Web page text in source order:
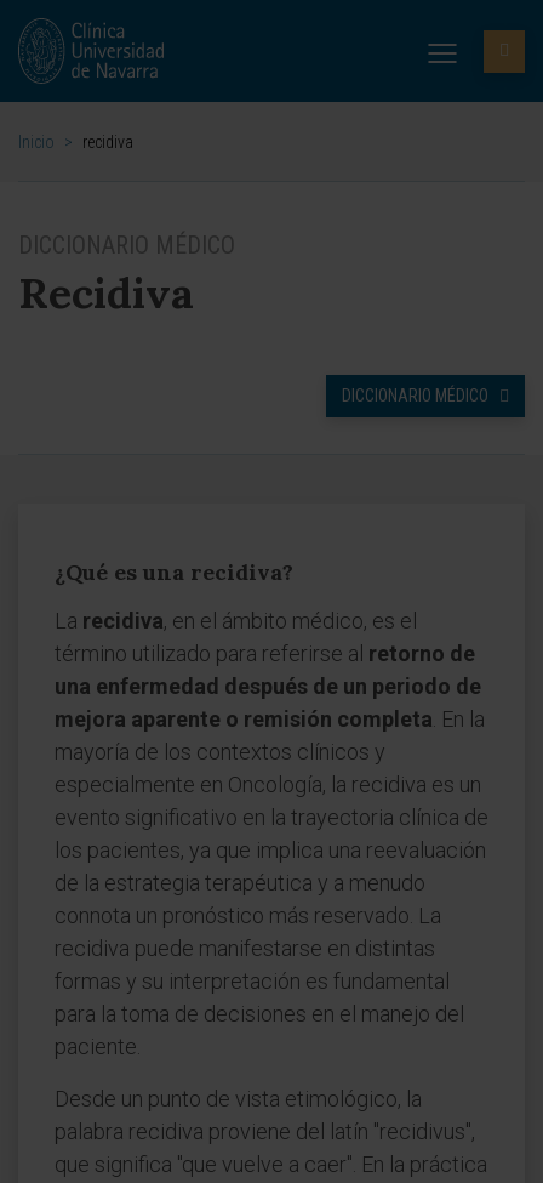
Inicio > recidiva
DICCIONARIO MÉDICO
Recidiva
DICCIONARIO MÉDICO
¿Qué es una recidiva?
La recidiva, en el ámbito médico, es el
término utilizado para referirse al retorno de
una enfermedad después de un periodo de
mejora aparente o remisión completa . En la
mayoría de los contextos clínicos y
especialmente en Oncología, la recidiva es un
evento significativo en la trayectoria clínica de
los pacientes, ya que implica una reevaluación
de la estrategia terapéutica y a menudo
connota un pronóstico más reservado. La
recidiva puede manifestarse en distintas
formas y su interpretación es fundamental
para la toma de decisiones en el manejo del
paciente.
Desde un punto de vista etimológico, la
palabra recidiva proviene del latín "recidivus",
que significa "que vuelve a caer". En la práctica